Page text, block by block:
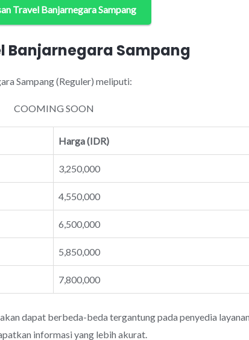
Travel Banjarnegara Sampang
Sampang
Sampang (Reguler) meliputi:
COOMING SOON
Harga (IDR)
3,250,000
4,550,000
6,500,000
5,850,000
7,800,000
dapat berbeda-beda tergantung pada penyedia
informasi yang lebih akurat.